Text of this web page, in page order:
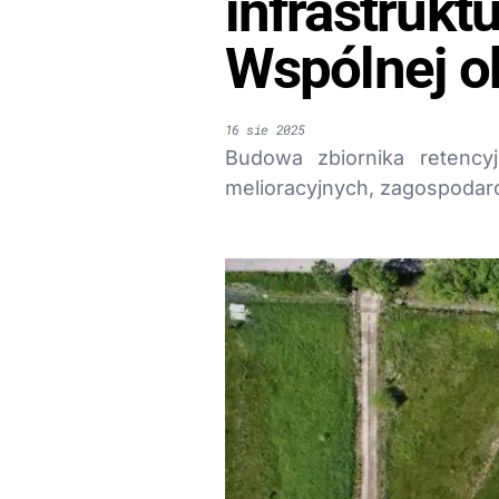
Wspólnej
Budowa zbiornika
melioracyjnych,
16 sie 2025